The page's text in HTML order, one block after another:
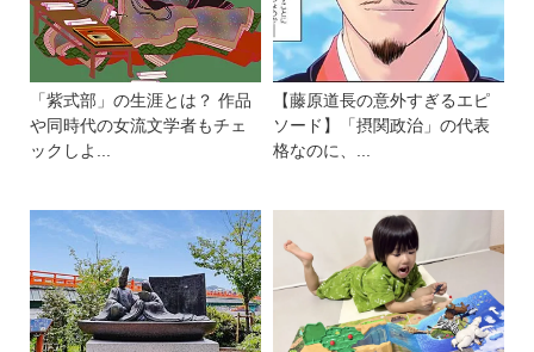
「紫式部」の生涯とは？ 作品
や同時代の女流文学者もチェ
ックしよ...
【藤原道長の意外すぎるエピ
ソード】「摂関政治」の代表
格なのに、...